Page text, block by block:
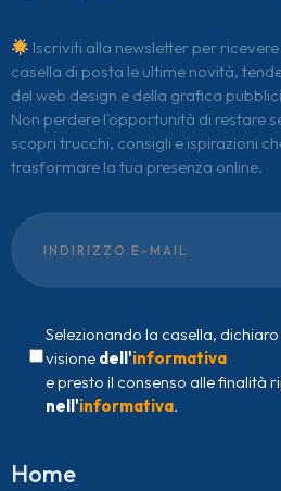
Iscriviti alla newsletter per
casella di posta le ultime novità,
del web design e della grafica
Non perdere l'opportunità di restare
scopri trucchi, consigli e ispirazioni
trasformare la tua presenza online.
Selezionando la casella,
visione dell'informativa
e presto il consenso alle finalità
nell'informativa.
Home